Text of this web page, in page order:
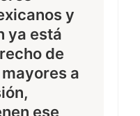
y
ya está
de
a
ese